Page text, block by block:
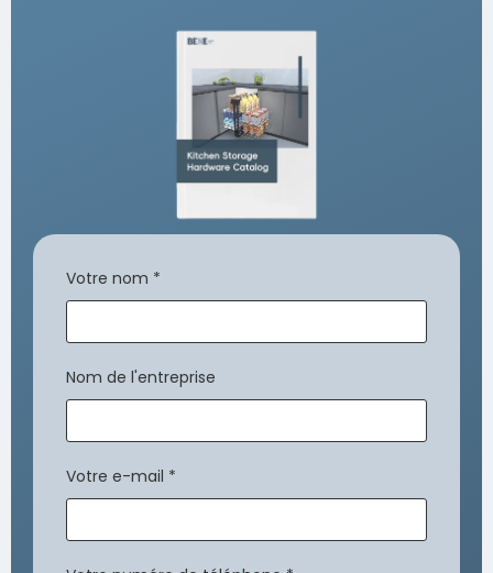
Votre nom *
Nom de l'entreprise
Votre e-mail *